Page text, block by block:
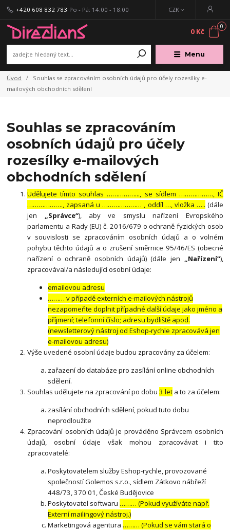
Menu
CZK
+420 608 832 783 Po - Pá: 14:00 - 18:00
0
0 Kč
Úvod
Souhlas se zpracováním osobních údajů pro účely rozesílky e-
mailových obchodních sdělení
Souhlas se zpracováním
osobních údajů pro účely
rozesílky e-mailových
obchodních sdělení
Udělujete tímto souhlas ……………..., se sídlem ………………, IČ
………………., zapsaná u ………………… , oddíl …, vložka ….. (dále
jen
„Správce“), aby ve smyslu nařízení Evropského
parlamentu a Rady (EU) č. 2016/679 o ochraně fyzických osob
v souvislosti se zpracováním osobních údajů a o volném
pohybu těchto údajů a o zrušení směrnice 95/46/ES (obecné
nařízení o ochraně osobních údajů) (dále jen
„Nařízení“),
zpracovával/a následující osobní údaje:
emailovou adresu
……… v případě externích e-mailových nástrojů
nezapomeňte doplnit případné další údaje jako jméno a
příjmení; telefonní číslo; adresu bydliště apod.
(newsletterový nástroj od Eshop-rychle zpracovává jen
e-mailovou adresu)
Výše uvedené osobní údaje budou zpracovány za účelem:
zařazení do databáze pro zasílání online obchodních
sdělení.
Souhlas udělujete na zpracování po dobu3 let a to za účelem:
zasílání obchodních sdělení, pokud tuto dobu
neprodloužíte
Zpracování osobních údajů je prováděno Správcem osobních
údajů, osobní údaje však mohou zpracovávat i tito
zpracovatelé:
Poskytovatelem služby Eshop-rychle, provozované
společností Golemos s.r.o., sídlem Zátkovo nábřeží
448/73, 370 01, České Budějovice
Poskytovatel softwaru ……… (Pokud využíváte např.
Externí mailingový nástroj.)
Marketingová agentura ……… (Pokud se vám stará o